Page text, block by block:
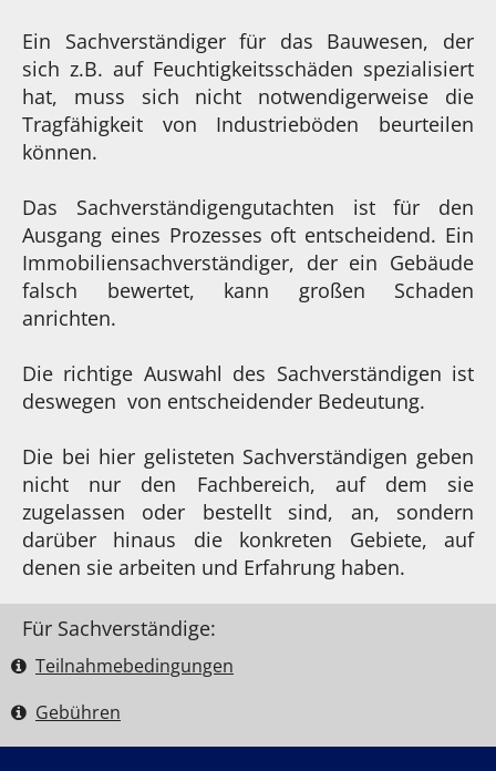
Ein Sachverständiger für das Bauwesen, der
sich z.B. auf Feuchtigkeitsschäden spezialisiert
hat, muss sich nicht notwendigerweise die
Tragfähigkeit von Industrieböden beurteilen
können.
Das Sachverständigengutachten ist für den
Ausgang eines Prozesses oft entscheidend. Ein
Immobiliensachverständiger, der ein Gebäude
falsch bewertet, kann großen Schaden
anrichten.
Die richtige Auswahl des Sachverständigen ist
deswegen von entscheidender Bedeutung.
Die bei hier gelisteten Sachverständigen geben
nicht nur den Fachbereich, auf dem sie
zugelassen oder bestellt sind, an, sondern
darüber hinaus die konkreten Gebiete, auf
denen sie arbeiten und Erfahrung haben.
Für Sachverständige:
Teilnahme­bedingungen
Gebühren